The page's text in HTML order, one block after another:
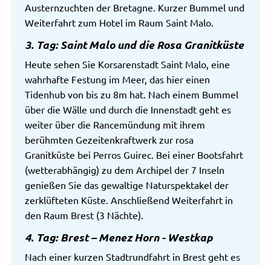
Austernzuchten der Bretagne. Kurzer Bummel und
Weiterfahrt zum Hotel im Raum Saint Malo.
3. Tag: Saint Malo und die Rosa Granitküste
Heute sehen Sie Korsarenstadt Saint Malo, eine
wahrhafte Festung im Meer, das hier einen
Tidenhub von bis zu 8m hat. Nach einem Bummel
über die Wälle und durch die Innenstadt geht es
weiter über die Rancemündung mit ihrem
berühmten Gezeitenkraftwerk zur rosa
Granitküste bei Perros Guirec. Bei einer Bootsfahrt
(wetterabhängig) zu dem Archipel der 7 Inseln
genießen Sie das gewaltige Naturspektakel der
zerklüfteten Küste. Anschließend Weiterfahrt in
den Raum Brest (3 Nächte).
4. Tag: Brest – Menez Horn - Westkap
Nach einer kurzen Stadtrundfahrt in Brest geht es